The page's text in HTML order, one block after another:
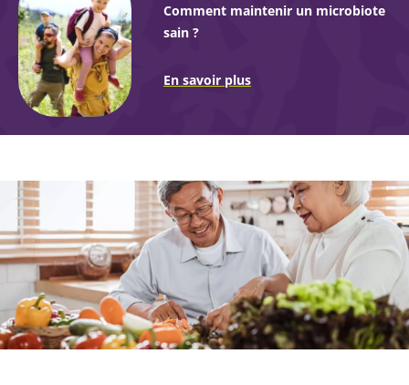
Comment maintenir un microbiote
sain ?
En savoir plus
Image